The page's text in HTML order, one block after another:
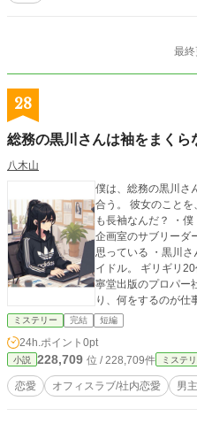
最
28
総務の黒川さんは袖をまくら
八木山
僕は、総務の黒川さ
合う。 彼女のことを、もっと知りたい。 ･･･どうして、いつ
も長袖なんだ？ ・僕（北野） 昏寧堂出版の中途社員。 経営
企画室のサブリーダ
思っている ・黒川さん 昏寧堂出版の中途社員。 総務部のア
イドル。 ギリギリ20代
寧堂出版のプロパー
り、何をするのが仕
女性社員の熱い視線を集めている。
の人。 どこからとも
はどうなってるんだ？
ミステリー 完結 短編
24h.ポイント 0pt
小説 228,709 位 / 228,709件 ミステ
恋愛 オフィスラブ/社内恋愛 男